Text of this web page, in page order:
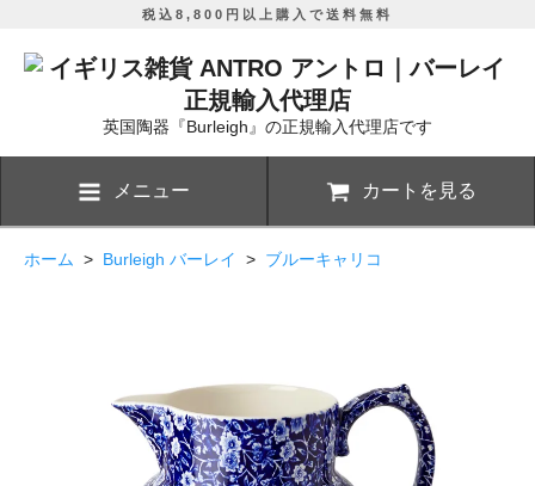
税込8,800円以上購入で送料無料
英国陶器『Burleigh』の正規輸入代理店です
メニュー カートを見る
ホーム > Burleigh バーレイ > ブルーキャリコ